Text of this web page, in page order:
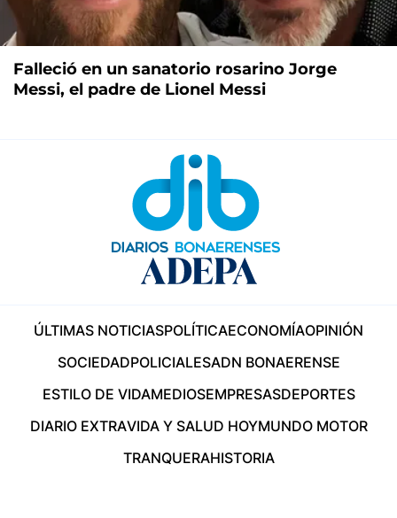
Falleció en un sanatorio rosarino Jorge
Messi, el padre de Lionel Messi
ÚLTIMAS NOTICIASPOLÍTICAECONOMÍAOPINIÓN
SOCIEDADPOLICIALESADN BONAERENSE
ESTILO DE VIDAMEDIOSEMPRESASDEPORTES
DIARIO EXTRAVIDA Y SALUD HOYMUNDO MOTOR
TRANQUERAHISTORIA